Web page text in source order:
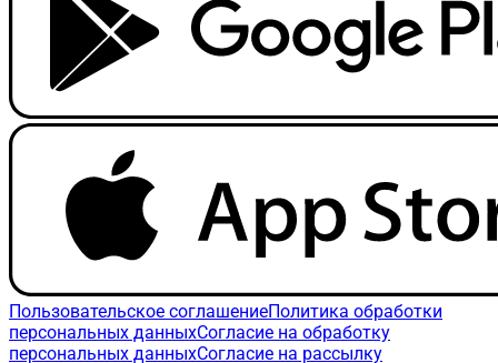
Пользовательское соглашениеПолитика обработки
персональных данныхСогласие на обработку
персональных данныхСогласие на рассылку